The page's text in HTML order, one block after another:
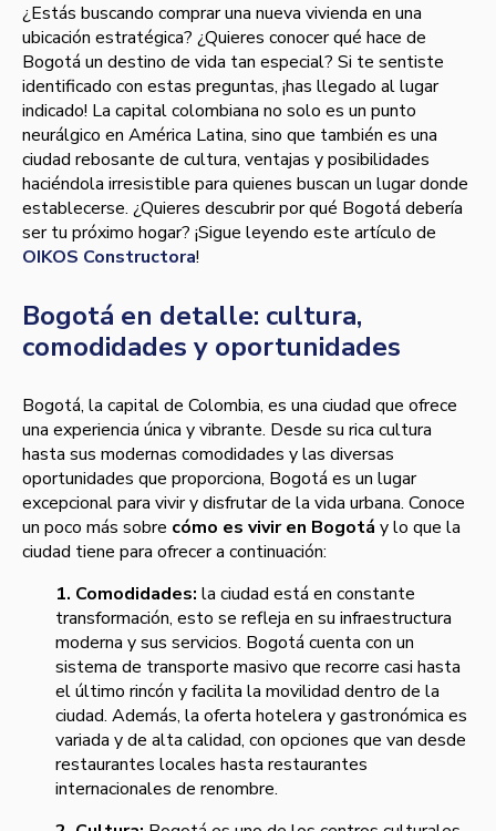
¿Estás buscando comprar una nueva vivienda en una
ubicación estratégica? ¿Quieres conocer qué hace de
Bogotá un destino de vida tan especial? Si te sentiste
identificado con estas preguntas, ¡has llegado al lugar
indicado! La capital colombiana no solo es un punto
neurálgico en América Latina, sino que también es una
ciudad rebosante de cultura, ventajas y posibilidades
haciéndola irresistible para quienes buscan un lugar donde
establecerse. ¿Quieres descubrir por qué Bogotá debería
ser tu próximo hogar? ¡Sigue leyendo este artículo de
OIKOS Constructora!
Bogotá en detalle: cultura,
comodidades y oportunidades
Bogotá, la capital de Colombia, es una ciudad que ofrece
una experiencia única y vibrante. Desde su rica cultura
hasta sus modernas comodidades y las diversas
oportunidades que proporciona, Bogotá es un lugar
excepcional para vivir y disfrutar de la vida urbana. Conoce
un poco más sobre cómo es vivir en Bogotá y lo que la
ciudad tiene para ofrecer a continuación:
1. Comodidades: la ciudad está en constante
transformación, esto se refleja en su infraestructura
moderna y sus servicios. Bogotá cuenta con un
sistema de transporte masivo que recorre casi hasta
el último rincón y facilita la movilidad dentro de la
ciudad. Además, la oferta hotelera y gastronómica es
variada y de alta calidad, con opciones que van desde
restaurantes locales hasta restaurantes
internacionales de renombre.